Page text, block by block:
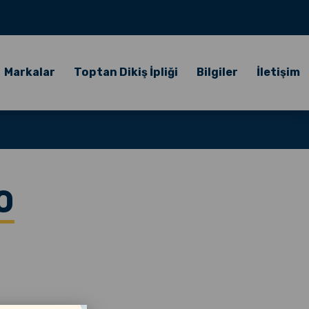
Markalar Toptan Dikiş İpliği Bilgiler İletişim